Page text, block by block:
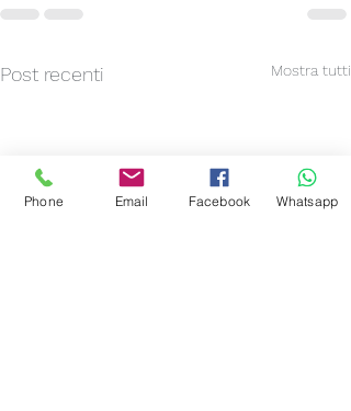
Post recenti Mostra tutti
Phone Email Facebook Whatsapp